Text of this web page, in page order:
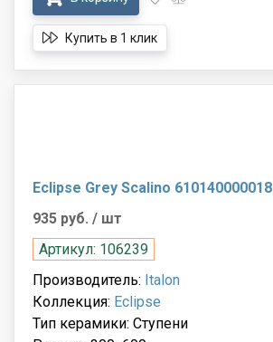
Купить в 1 клик
Eclipse Grey Scalino 610140000018
935 руб. / шт
Артикул: 106239
Производитель: Italon
Коллекция: Eclipse
Тип керамики: Ступени